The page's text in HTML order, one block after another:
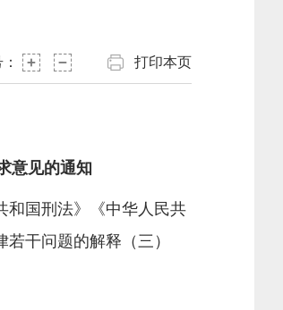
打印本页
意见的通知
国刑法》《中华人民共
干问题的解释（三）